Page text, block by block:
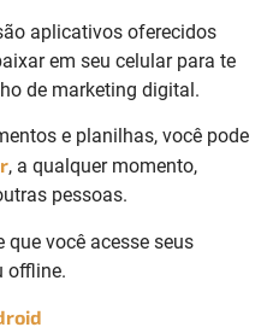
aplicativos oferecidos
em seu celular para te
de marketing digital.
e planilhas, você pode
, a qualquer momento,
pessoas.
que você acesse seus
offline.